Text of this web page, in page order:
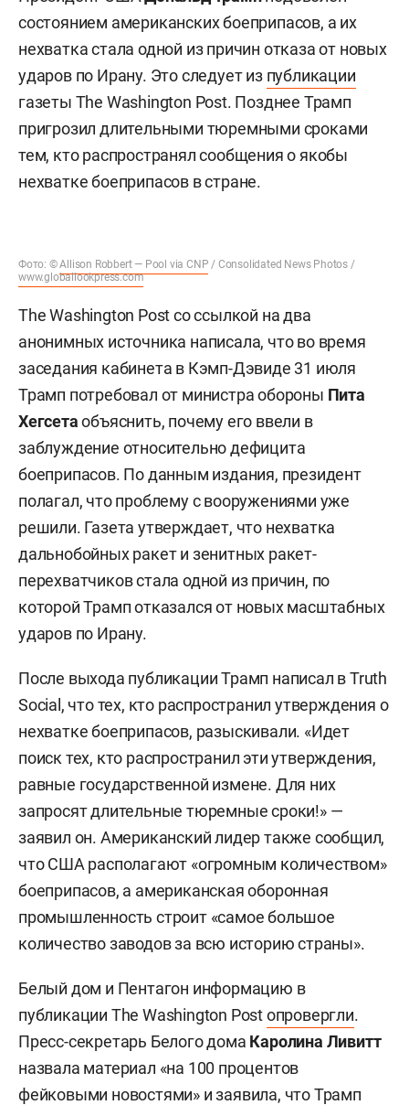
состоянием американских боеприпасов, а их
нехватка стала одной из причин отказа от новых
ударов по Ирану. Это следует из публикации
газеты The Washington Post. Позднее Трамп
пригрозил длительными тюремными сроками
тем, кто распространял сообщения о якобы
нехватке боеприпасов в стране.
Фото: ©Allison Robbert — Pool via CNP / Consolidated News Photos /
www.globallookpress.com
The Washington Post со ссылкой на два
анонимных источника написала, что во время
заседания кабинета в Кэмп-Дэвиде 31 июля
Трамп потребовал от министра обороны Пита
Хегсетаобъяснить, почему его ввели в
заблуждение относительно дефицита
боеприпасов. По данным издания, президент
полагал, что проблему с вооружениями уже
решили. Газета утверждает, что нехватка
дальнобойных ракет и зенитных ракет-
перехватчиков стала одной из причин, по
которой Трамп отказался от новых масштабных
ударов по Ирану.
После выхода публикации Трамп написал в Truth
Social, что тех, кто распространил утверждения о
нехватке боеприпасов, разыскивали. «Идет
поиск тех, кто распространил эти утверждения,
равные государственной измене. Для них
запросят длительные тюремные сроки!» —
заявил он. Американский лидер также сообщил,
что США располагают «огромным количеством»
боеприпасов, а американская оборонная
промышленность строит «самое большое
количество заводов за всю историю страны».
Белый дом и Пентагон информацию в
публикации The Washington Postопровергли.
Пресс-секретарь Белого дома Каролина Ливитт
назвала материал «на 100 процентов
фейковыми новостями» и заявила, что Трамп